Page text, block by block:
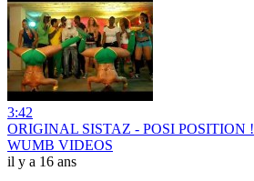
3:42
ORIGINAL SISTAZ - POSI POSITION !
WUMB VIDEOS
il y a 16 ans